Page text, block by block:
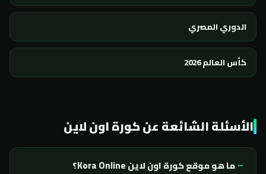
الدوري المصري
كأس العالم 2026
الأسئلة الشائعة عن كورة اون لاين
ما هو موقع كورة اون لاين Kora Online؟